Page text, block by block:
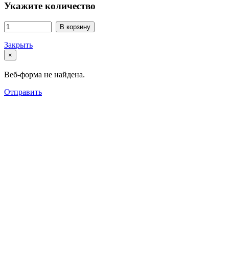
Укажите количество
В корзину
Закрыть
×
Веб-форма не найдена.
Отправить